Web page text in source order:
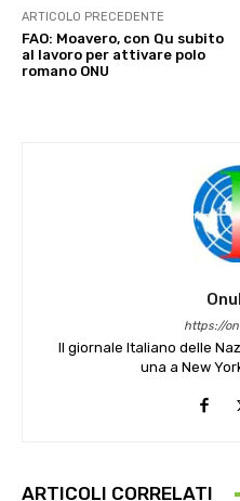
ARTICOLO PRECEDENTE
FAO: Moavero, con Qu subito
al lavoro per attivare polo
romano ONU
https://
Il giornale Italiano delle
una a New
ARTICOLI CORRELATI